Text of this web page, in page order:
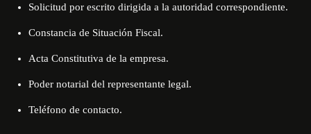
Solicitud por escrito dirigida a la autoridad correspondiente.
Constancia de Situación Fiscal.
Acta Constitutiva de la empresa.
Poder notarial del representante legal.
Teléfono de contacto.